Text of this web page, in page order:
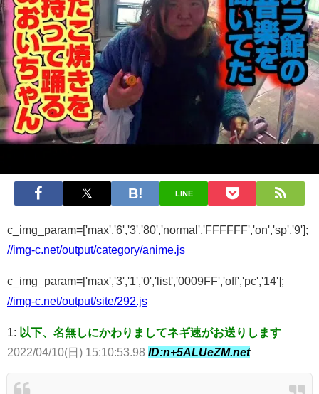
LINE
c_img_param=['max','6','3','80','normal','FFFFFF','on','sp','9'];
//img-c.net/output/category/anime.js
c_img_param=['max','3','1','0','list','0009FF','off','pc','14'];
//img-c.net/output/site/292.js
1: 以下、名無しにかわりましてネギ速がお送りします
2022/04/10(日) 15:10:53.98 ID:n+5ALUeZM.net